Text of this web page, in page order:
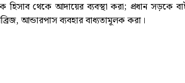
হিসাব থেকে আদায়ের ব্যবস্থা করা; প্রধান সড়কে
আন্ডারপাস ব্যবহার বাধ্যতামূলক করা।